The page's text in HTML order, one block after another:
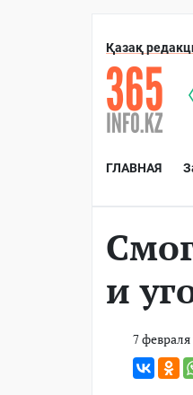
Қазақ
ГЛАВНАЯ
и
7 февраля